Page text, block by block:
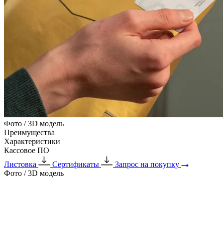
Фото / 3D модель
Преимущества
Характеристики
Кассовое ПО
Листовка
Сертификаты
Запрос на покупку
Фото / 3D модель